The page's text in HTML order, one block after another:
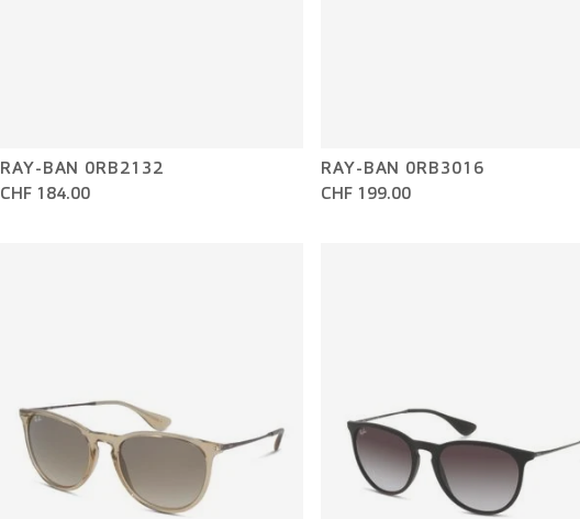
RAY-BAN 0RB2132
CHF 184.00
RAY-BAN 0RB3016
CHF 199.00